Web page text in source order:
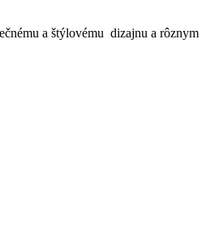
a štýlovému dizajnu a